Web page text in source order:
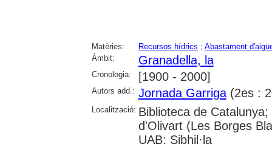
Matèries: Recursos hídrics ; Abastament
Àmbit:
Granadella, la
Cronologia: [1900 - 2000]
Autors add.: Jornada Garriga(2es :
Localització: Biblioteca de
d'Olivart (Les Borges
UAB: Sibhil·la